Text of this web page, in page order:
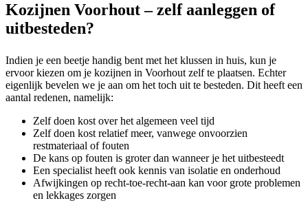
Kozijnen Voorhout – zelf aanleggen of
uitbesteden?
Indien je een beetje handig bent met het klussen in huis, kun je
ervoor kiezen om je kozijnen in Voorhout zelf te plaatsen. Echter
eigenlijk bevelen we je aan om het toch uit te besteden. Dit heeft een
aantal redenen, namelijk:
Zelf doen kost over het algemeen veel tijd
Zelf doen kost relatief meer, vanwege onvoorzien
restmateriaal of fouten
De kans op fouten is groter dan wanneer je het uitbesteedt
Een specialist heeft ook kennis van isolatie en onderhoud
Afwijkingen op recht-toe-recht-aan kan voor grote problemen
en lekkages zorgen